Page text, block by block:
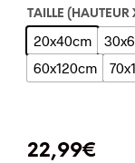
TAILLE (HAUTEUR
20x40cm
60x120cm
22,99€